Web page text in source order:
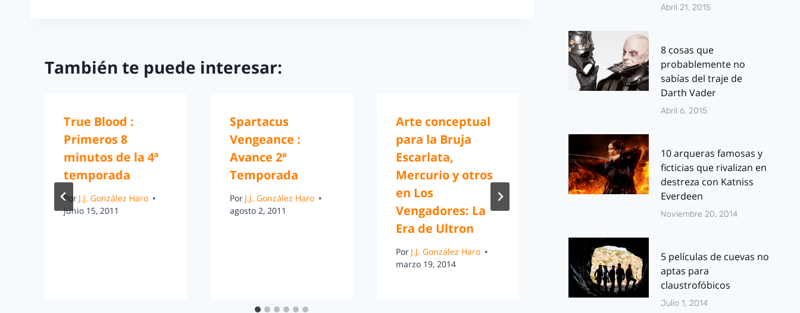
También te puede interesar:
True Blood :
Primeros 8
minutos de la 4ª
temporada
PorJ.J. González Haro
junio 15, 2011
Spartacus
Vengeance :
Avance 2ª
Temporada
Por J.J. González Haro
agosto 2, 2011
Arte conceptual
para la Bruja
Escarlata,
Mercurio y otros
en Los
Vengadores: La
Era de Ultron
Por J.J. González Haro
marzo 19, 2014
Salamanca y The
Walking Dead
mano a mano
PorJ.J. González Haro
Septiembre
2019
agosto 28, 2019
Abril 21, 2015
8 cosas que
probablemente no
sabías del traje de
Darth Vader
Abril 6, 2015
10 arqueras famosas y
ficticias que rivalizan en
destreza con Katniss
Everdeen
Noviembre 20, 2014
5 películas de cuevas no
aptas para
claustrofóbicos
Julio 1, 2014